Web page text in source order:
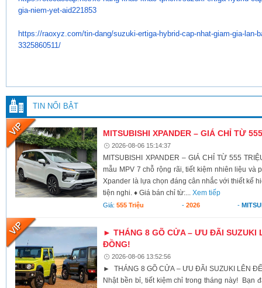
gia-niem-yet-aid221853
https://raoxyz.com/tin-dang/suzuki-ertiga-hybrid-cap-nhat-giam-gia-lan-
3325860511/
TIN NỔI BẬT
MITSUBISHI XPANDER – GIÁ CHỈ TỪ
2026-08-06 15:14:37
MITSUBISHI XPANDER – GIÁ CHỈ TỪ 555
mẫu MPV 7 chỗ rộng rãi, tiết kiệm nhiên liệu và
Xpander là lựa chọn đáng cân nhắc với thiết kế
tiện nghi. ♦ Giá bán chỉ từ:...Xem tiếp
Giá:555 Triệu - 2026 -
► THÁNG 8 GÕ CỬA – ƯU ĐÃI SUZUKI
ĐỒNG!
2026-08-06 13:52:56
► THÁNG 8 GÕ CỬA – ƯU ĐÃI SUZUKI LÊN
Nhật bền bỉ, tiết kiệm chỉ trong tháng này! Bạn